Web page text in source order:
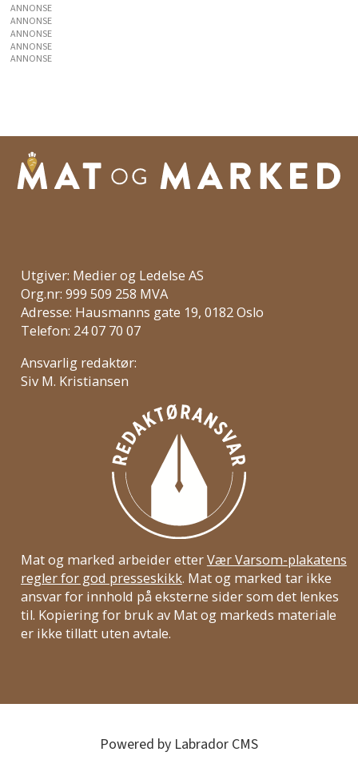
ANNONSE
ANNONSE
ANNONSE
ANNONSE
ANNONSE
Utgiver: Medier og Ledelse AS
Org.nr: 999 509 258 MVA
Adresse: Hausmanns gate 19, 0182 Oslo
Telefon: 24 07 70 07
Ansvarlig redaktør:
Siv M. Kristiansen
Mat og marked arbeider etterVær Varsom-plakatens
regler for god presseskikk. Mat og marked tar ikke
ansvar for innhold på eksterne sider som det lenkes
til. Kopiering for bruk av Mat og markeds materiale
er ikke tillatt uten avtale.
Powered by Labrador CMS